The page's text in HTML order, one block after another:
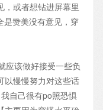
，或者想钻进屏幕里
是赞美没有意见，穿
应该做好接受一些负
以慢慢努力对这些话
自己很有po照恐惧